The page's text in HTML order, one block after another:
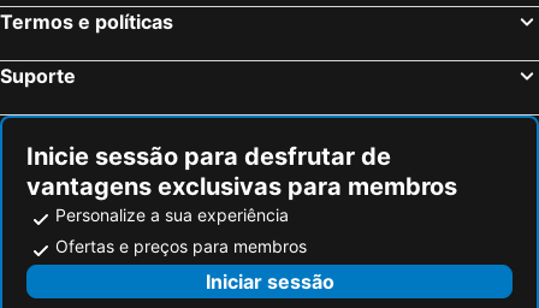
Leopoldstraße
Hafen Freudenau
Bratislava hlavná stanica
Ljubljana Center
Palácio de Schönbrunn
Bahnhof Wien Praterstern
Ocean Park - Family Entertainment Center
Riviéra
Arena
Jardim zoológico de Schönbrunn
Spittelberg
Musikverein
Styrassic Park
Zotter Schokoladenmanufaktur
Termos e políticas
Suporte
Inicie sessão para desfrutar de
vantagens exclusivas para membros
Personalize a sua experiência
Ofertas e preços para membros
Iniciar sessão